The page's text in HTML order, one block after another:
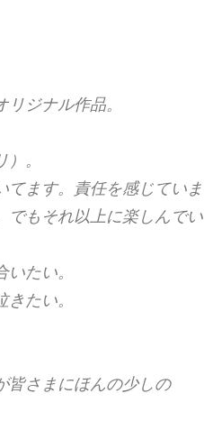
ジナル作品。
。
てます。責任を感じていま
でもそれ以上に楽しんでい
たい。
たい。
皆さまにほんの少しの